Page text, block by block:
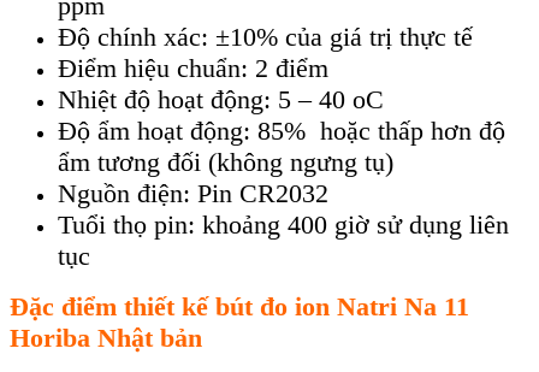
Độ chính xác: ±10% của giá trị thực tế
Điểm hiệu chuẩn: 2 điểm
Nhiệt độ hoạt động: 5 – 40 oC
Độ ẩm hoạt động: 85% hoặc thấp hơn độ
ẩm tương đối (không ngưng tụ)
Nguồn điện: Pin CR2032
Tuổi thọ pin: khoảng 400 giờ sử dụng liên
tục
Đặc điểm thiết kế bút đo ion Natri Na 11
Horiba Nhật bản